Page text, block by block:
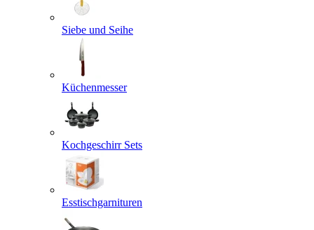
Siebe und Seihe
Küchenmesser
Kochgeschirr Sets
Esstischgarnituren